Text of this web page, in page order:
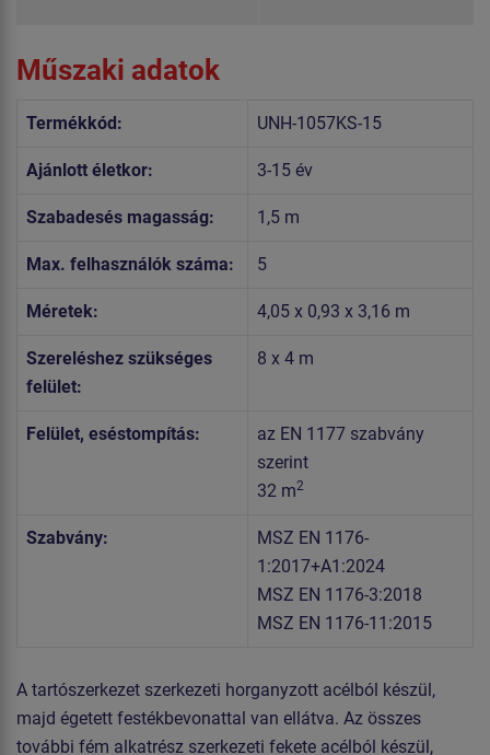
Műszaki adatok
Termékkód: UNH-1057KS-15
Ajánlott életkor: 3-15 év
Szabadesés magasság: 1,5 m
Max. felhasználók száma: 5
Méretek: 4,05 x 0,93 x 3,16 m
Szereléshez szükséges
felület:
8 x 4 m
Felület, eséstompítás:
az EN 1177 szabvány
szerint
32 m2
Szabvány:
MSZ EN 1176-
1:2017+A1:2024
MSZ EN 1176-3:2018
MSZ EN 1176-11:2015
A tartószerkezet szerkezeti horganyzott acélból készül,
majd égetett festékbevonattal van ellátva. Az összes
további fém alkatrész szerkezeti fekete acélból készül,